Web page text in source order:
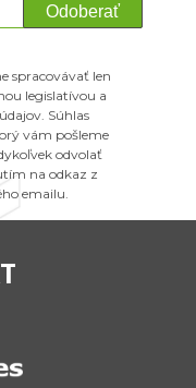
Odoberať
spracovávať len
legislatívou a
Súhlas
vám pošleme
odvolať
na odkaz z
emailu.